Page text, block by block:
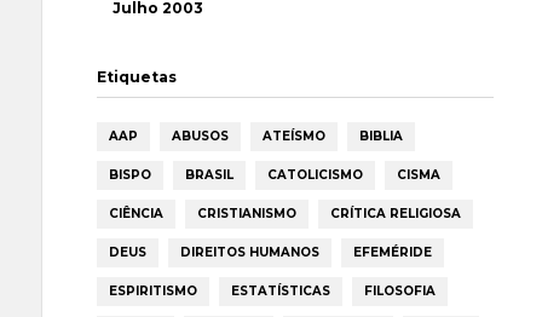
Julho 2003
Etiquetas
AAP ABUSOS ATEÍSMO BIBLIA
BISPO BRASIL CATOLICISMO CISMA
CIÊNCIA CRISTIANISMO CRÍTICA RELIGIOSA
DEUS DIREITOS HUMANOS EFEMÉRIDE
ESPIRITISMO ESTATÍSTICAS FILOSOFIA